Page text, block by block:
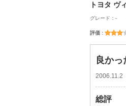
トヨタ ヴ
グレード：-
評価
良かっ
2006.11.2
総評